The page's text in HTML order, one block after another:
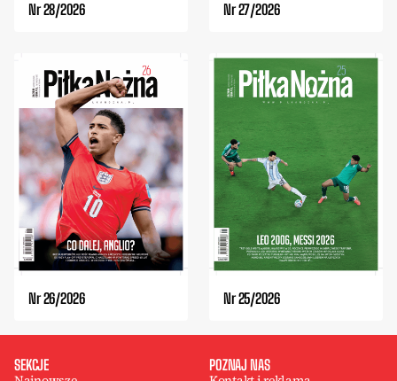
Nr 28/2026 Nr 27/2026
Nr 26/2026 Nr 25/2026
SEKCJE POZNAJ NAS